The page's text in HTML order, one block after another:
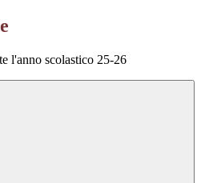
l'anno scolastico 25-26